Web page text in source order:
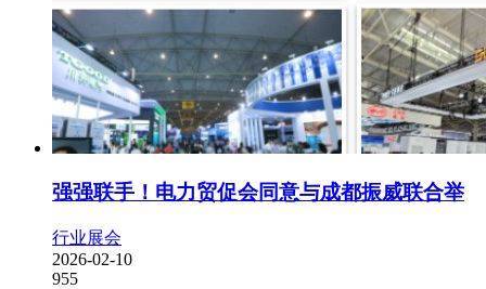
强强联手！电力贸促会同意与成都振威联合举
行业展会
2026-02-10
955